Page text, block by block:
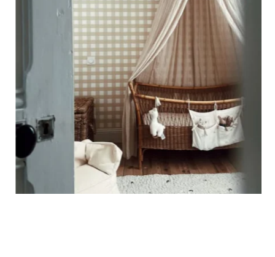
supérieure du mur.
Conçu pour les très grands murs, afin d’obtenir un visuel
ample et immersif.
Adapté aux espaces où la hauteur est plus importante que
la largeur (montées d’escalier, pans de mur étroits, etc.).